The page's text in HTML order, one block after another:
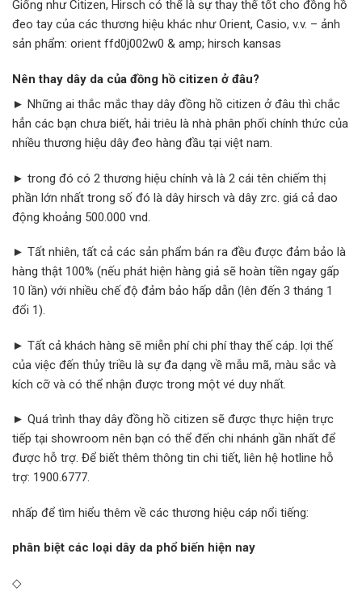
Giống như Citizen, Hirsch có thể là sự thay thế tốt cho đồng hồ
đeo tay của các thương hiệu khác như Orient, Casio, v.v. – ảnh
sản phẩm: orient ffd0j002w0 & amp; hirsch kansas
Nên thay dây da của đồng hồ citizen ở đâu?
► Những ai thắc mắc thay dây đồng hồ citizen ở đâu thì chắc
hẳn các bạn chưa biết, hải triêu là nhà phân phối chính thức của
nhiều thương hiệu dây đeo hàng đầu tại việt nam.
► trong đó có 2 thương hiệu chính và là 2 cái tên chiếm thị
phần lớn nhất trong số đó là dây hirsch và dây zrc. giá cả dao
động khoảng 500.000 vnd.
► Tất nhiên, tất cả các sản phẩm bán ra đều được đảm bảo là
hàng thật 100% (nếu phát hiện hàng giả sẽ hoàn tiền ngay gấp
10 lần) với nhiều chế độ đảm bảo hấp dẫn (lên đến 3 tháng 1
đổi 1).
► Tất cả khách hàng sẽ miễn phí chi phí thay thế cáp. lợi thế
của việc đến thủy triều là sự đa dạng về mẫu mã, màu sắc và
kích cỡ và có thể nhận được trong một vé duy nhất.
► Quá trình thay dây đồng hồ citizen sẽ được thực hiện trực
tiếp tại showroom nên bạn có thể đến chi nhánh gần nhất để
được hỗ trợ. Để biết thêm thông tin chi tiết, liên hệ hotline hỗ
trợ: 1900.6777.
nhấp để tìm hiểu thêm về các thương hiệu cáp nổi tiếng:
phân biệt các loại dây da phổ biến hiện nay
◇